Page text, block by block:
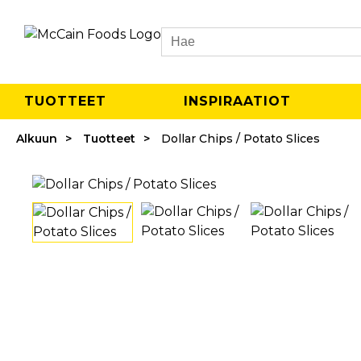
Search
TUOTTEET INSPIRAATIOT
Alkuun Tuotteet Dollar Chips / Potato Slices